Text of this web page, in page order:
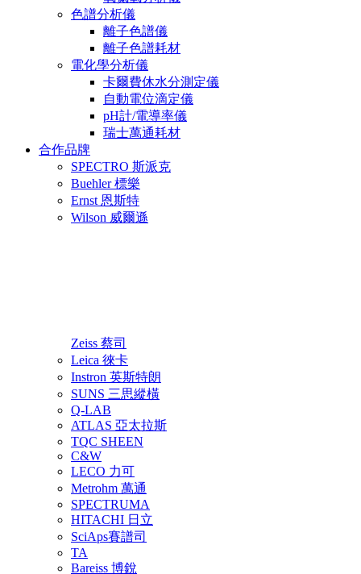
色譜分析儀
離子色譜儀
離子色譜耗材
電化學分析儀
卡爾費休水分測定儀
自動電位滴定儀
pH計/電導率儀
瑞士萬通耗材
合作品牌
SPECTRO 斯派克
Buehler 標樂
Ernst 恩斯特
Wilson 威爾遜
Zeiss 蔡司
Leica 徠卡
Instron 英斯特朗
SUNS 三思縱橫
Q-LAB
ATLAS 亞太拉斯
TQC SHEEN
C&W
LECO 力可
Metrohm 萬通
SPECTRUMA
HITACHI 日立
SciAps賽譜司
TA
Bareiss 博銳